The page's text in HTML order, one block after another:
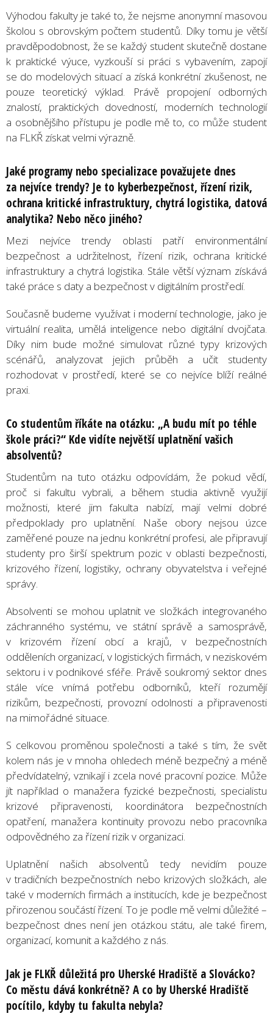
Výhodou fakulty je také to, že nejsme anonymní masovou
školou s obrovským počtem studentů. Díky tomu je větší
pravděpodobnost, že se každý student skutečně dostane
k praktické výuce, vyzkouší si práci s vybavením, zapojí
se do modelových situací a získá konkrétní zkušenost, ne
pouze teoretický výklad. Právě propojení odborných
znalostí, praktických dovedností, moderních technologií
a osobnějšího přístupu je podle mě to, co může student
na FLKŘ získat velmi výrazně.
Jaké programy nebo specializace považujete dnes
za nejvíce trendy? Je to kyberbezpečnost, řízení rizik,
ochrana kritické infrastruktury, chytrá logistika, datová
analytika? Nebo něco jiného?
Mezi nejvíce trendy oblasti patří environmentální
bezpečnost a udržitelnost, řízení rizik, ochrana kritické
infrastruktury a chytrá logistika. Stále větší význam získává
také práce s daty a bezpečnost v digitálním prostředí.
Současně budeme využívat i moderní technologie, jako je
virtuální realita, umělá inteligence nebo digitální dvojčata.
Díky nim bude možné simulovat různé typy krizových
scénářů, analyzovat jejich průběh a učit studenty
rozhodovat v prostředí, které se co nejvíce blíží reálné
praxi.
Co studentům říkáte na otázku: „A budu mít po téhle
škole práci?“ Kde vidíte největší uplatnění vašich
absolventů?
Studentům na tuto otázku odpovídám, že pokud vědí,
proč si fakultu vybrali, a během studia aktivně využijí
možnosti, které jim fakulta nabízí, mají velmi dobré
předpoklady pro uplatnění. Naše obory nejsou úzce
zaměřené pouze na jednu konkrétní profesi, ale připravují
studenty pro širší spektrum pozic v oblasti bezpečnosti,
krizového řízení, logistiky, ochrany obyvatelstva i veřejné
správy.
Absolventi se mohou uplatnit ve složkách integrovaného
záchranného systému, ve státní správě a samosprávě,
v krizovém řízení obcí a krajů, v bezpečnostních
odděleních organizací, v logistických firmách, v neziskovém
sektoru i v podnikové sféře. Právě soukromý sektor dnes
stále více vnímá potřebu odborníků, kteří rozumějí
rizikům, bezpečnosti, provozní odolnosti a připravenosti
na mimořádné situace.
S celkovou proměnou společnosti a také s tím, že svět
kolem nás je v mnoha ohledech méně bezpečný a méně
předvídatelný, vznikají i zcela nové pracovní pozice. Může
jít například o manažera fyzické bezpečnosti, specialistu
krizové připravenosti, koordinátora bezpečnostních
opatření, manažera kontinuity provozu nebo pracovníka
odpovědného za řízení rizik v organizaci.
Uplatnění našich absolventů tedy nevidím pouze
v tradičních bezpečnostních nebo krizových složkách, ale
také v moderních firmách a institucích, kde je bezpečnost
přirozenou součástí řízení. To je podle mě velmi důležité –
bezpečnost dnes není jen otázkou státu, ale také firem,
organizací, komunit a každého z nás.
Jak je FLKŘ důležitá pro Uherské Hradiště a Slovácko?
Co městu dává konkrétně? A co by Uherské Hradiště
pocítilo, kdyby tu fakulta nebyla?